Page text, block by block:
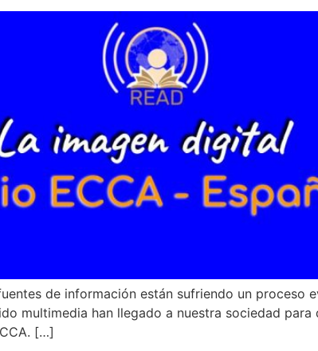
de información están sufriendo un proceso
multimedia han llegado a nuestra sociedad para
[…]